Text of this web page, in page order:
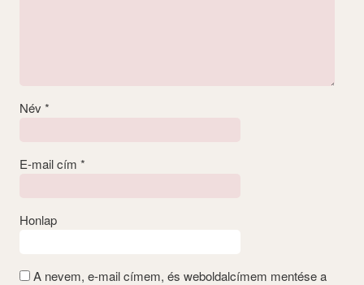
Név *
E-mail cím *
Honlap
A nevem, e-mail címem, és weboldalcímem mentése a